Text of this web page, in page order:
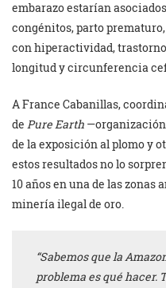
embarazo estarían
congénitos, parto
con hiperactividad,
longitud y circunferencia
A France Cabanillas,
de Pure Earth
de la exposición al plomo y
estos resultados no lo
10 años en una de las zonas
minería ilegal de oro.
“Sabemos que la
problema es qué hacer.